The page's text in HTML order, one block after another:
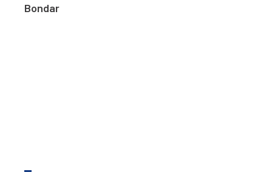
Bondar